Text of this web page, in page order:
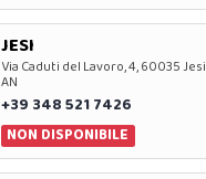
JESI
Via Caduti del Lavoro, 4, 60035 Jesi
AN
+39 348 521 7426
NON DISPONIBILE